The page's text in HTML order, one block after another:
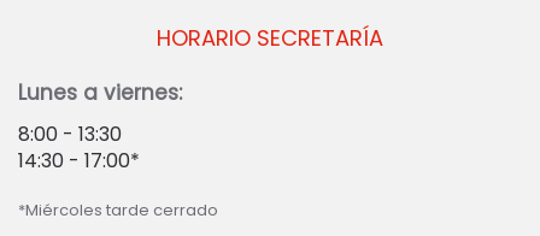
HORARIO SECRETARÍA
Lunes a viernes:
8:00 - 13:30
14:30 - 17:00*
*Miércoles tarde cerrado